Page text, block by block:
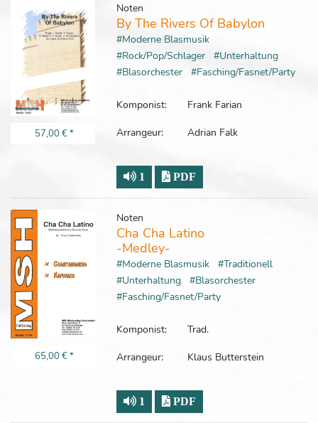
57,00 €*
Noten
By The Rivers Of Babylon
#Moderne Blasmusik
#Rock/Pop/Schlager
#Unterhaltung
#Blasorchester
#Fasching/Fasnet/Party
Komponist:
Frank Farian
Arrangeur:
Adrian Falk
1 PDF
65,00 €*
Noten
Cha Cha Latino
-Medley-
#Moderne Blasmusik
#Traditionell
#Unterhaltung
#Blasorchester
#Fasching/Fasnet/Party
Komponist:
Trad.
Arrangeur:
Klaus Butterstein
1 PDF